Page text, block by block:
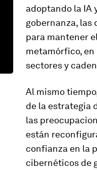
adoptando la IA
gobernanza,
para mantener
metamórfico, en
sectores y
Al mismo
de la estrategia
las
están
confianza en la
cibernéticos de